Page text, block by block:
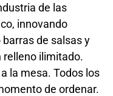
de las
innovando
de salsas y
relleno ilimitado.
la mesa. Todos los
de ordenar.